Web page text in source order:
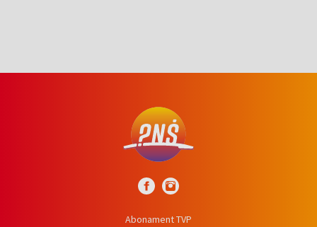
Abonament TVP